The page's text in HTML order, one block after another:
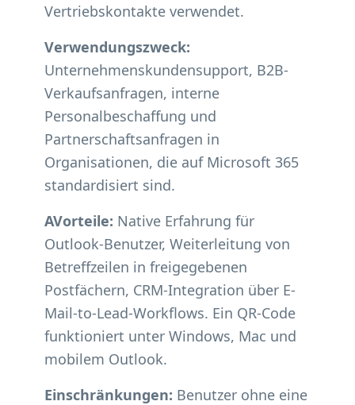
Vertriebskontakte verwendet.
Verwendungszweck:
Unternehmenskundensupport, B2B-
Verkaufsanfragen, interne
Personalbeschaffung und
Partnerschaftsanfragen in
Organisationen, die auf Microsoft 365
standardisiert sind.
AVorteile: Native Erfahrung für
Outlook-Benutzer, Weiterleitung von
Betreffzeilen in freigegebenen
Postfächern, CRM-Integration über E-
Mail-to-Lead-Workflows. Ein QR-Code
funktioniert unter Windows, Mac und
mobilem Outlook.
Einschränkungen: Benutzer ohne eine